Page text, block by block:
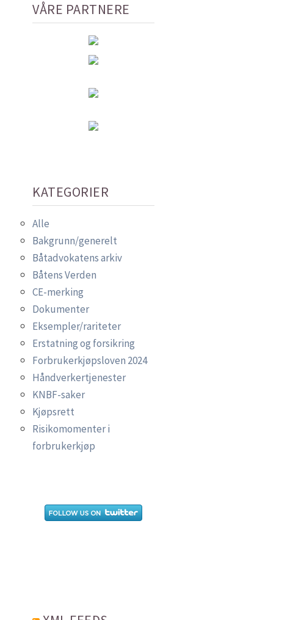
VÅRE PARTNERE
KATEGORIER
Alle
Bakgrunn/generelt
Båtadvokatens arkiv
Båtens Verden
CE-merking
Dokumenter
Eksempler/rariteter
Erstatning og forsikring
Forbrukerkjøpsloven 2024
Håndverkertjenester
KNBF-saker
Kjøpsrett
Risikomomenter i
forbrukerkjøp